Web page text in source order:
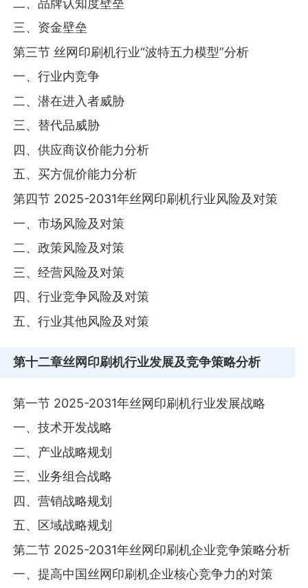
三、资金壁垒
第三节 丝网印刷机行业“波特五力模型”分析
一、行业内竞争
二、潜在进入者威胁
三、替代品威胁
四、供应商议价能力分析
五、买方侃价能力分析
第四节 2025-2031年丝网印刷机行业风险及对策
一、市场风险及对策
二、政策风险及对策
三、经营风险及对策
四、行业竞争风险及对策
五、行业其他风险及对策
第十二章丝网印刷机行业发展及竞争策略分析
第一节 2025-2031年丝网印刷机行业发展战略
一、技术开发战略
二、产业战略规划
三、业务组合战略
四、营销战略规划
五、区域战略规划
第二节 2025-2031年丝网印刷机企业竞争策略分析
一、提高中国丝网印刷机企业核心竞争力的对策